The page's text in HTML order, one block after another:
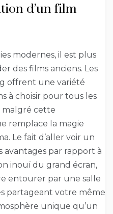
d’un film
modernes, il est plus
des films anciens. Les
offrent une variété
à choisir pour tous les
malgré cette
remplace la magie
Le fait d’aller voir un
avantages par rapport à
inouï du grand écran,
entourer par une salle
partageant votre même
unique qu’un